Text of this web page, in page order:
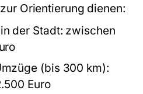
Orientierung dienen:
der Stadt: zwischen
(bis 300 km):
Euro